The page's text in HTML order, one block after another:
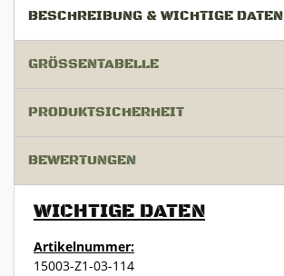
BESCHREIBUNG & WICHTIGE DATEN
GRÖSSENTABELLE
PRODUKTSICHERHEIT
BEWERTUNGEN
WICHTIGE DATEN
Artikelnummer:
15003-Z1-03-114